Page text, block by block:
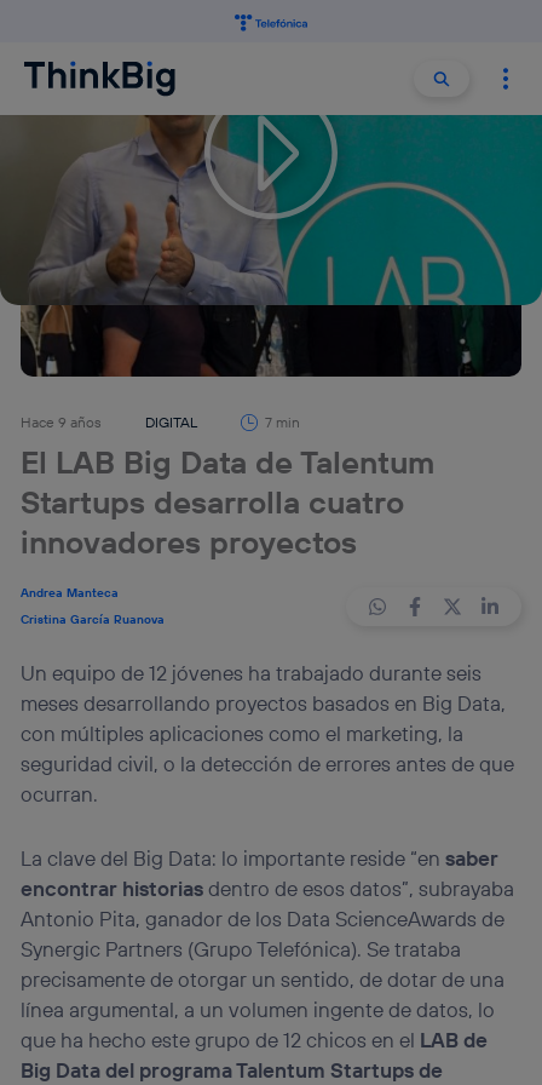
Buscar
Hace 9 años DIGITAL 7 min
El LAB Big Data de Talentum
Startups desarrolla cuatro
innovadores proyectos
Andrea Manteca
Cristina García Ruanova
Un equipo de 12 jóvenes ha trabajado durante seis
meses desarrollando proyectos basados en Big Data,
con múltiples aplicaciones como el marketing, la
seguridad civil, o la detección de errores antes de que
ocurran.
La clave del Big Data: lo importante reside “ensaber
encontrar historiasdentro de esos datos”, subrayaba
Antonio Pita, ganador de los Data ScienceAwards de
Synergic Partners (Grupo Telefónica). Se trataba
precisamente de otorgar un sentido, de dotar de una
línea argumental, a un volumen ingente de datos, lo
que ha hecho este grupo de 12 chicos en el LAB de
Big Data del programa Talentum Startups de